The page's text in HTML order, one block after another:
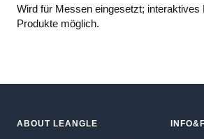
Wird für Messen eingesetzt; interaktives
Produkte möglich.
ABOUT LEANGLE